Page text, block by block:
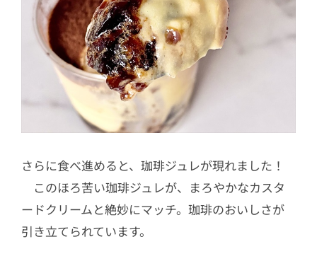
さらに食べ進めると、珈琲ジュレが現れました！
このほろ苦い珈琲ジュレが、まろやかなカスタ
ードクリームと絶妙にマッチ。珈琲のおいしさが
引き立てられています。